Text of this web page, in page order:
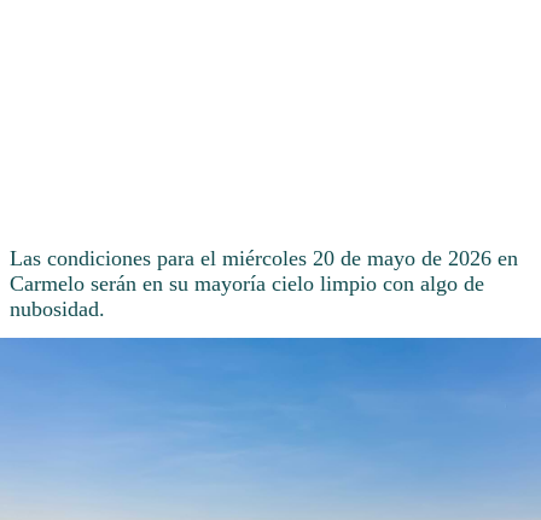
Las condiciones para el miércoles 20 de mayo de 2026 en
Carmelo serán en su mayoría cielo limpio con algo de
nubosidad.